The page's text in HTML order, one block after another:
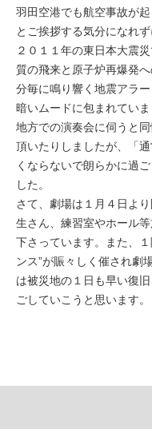
羽田空港でも航空事故が
とご挨拶する気分になれず
２０１１年の東日本大震
質の飛来と原子炉再爆発
分毎に鳴り響く地震アラ
暗いムードに包まれてい
地方での演奏会に伺うと
頂いたりしましたが、「
くならないで朗らかに過
した。
さて、劇場は１月４日よ
生さん、練習室やホール
下さっています。また、
ンス”が賑々しく催され劇
は被災地の１日も早い復
ごしていこうと思います。